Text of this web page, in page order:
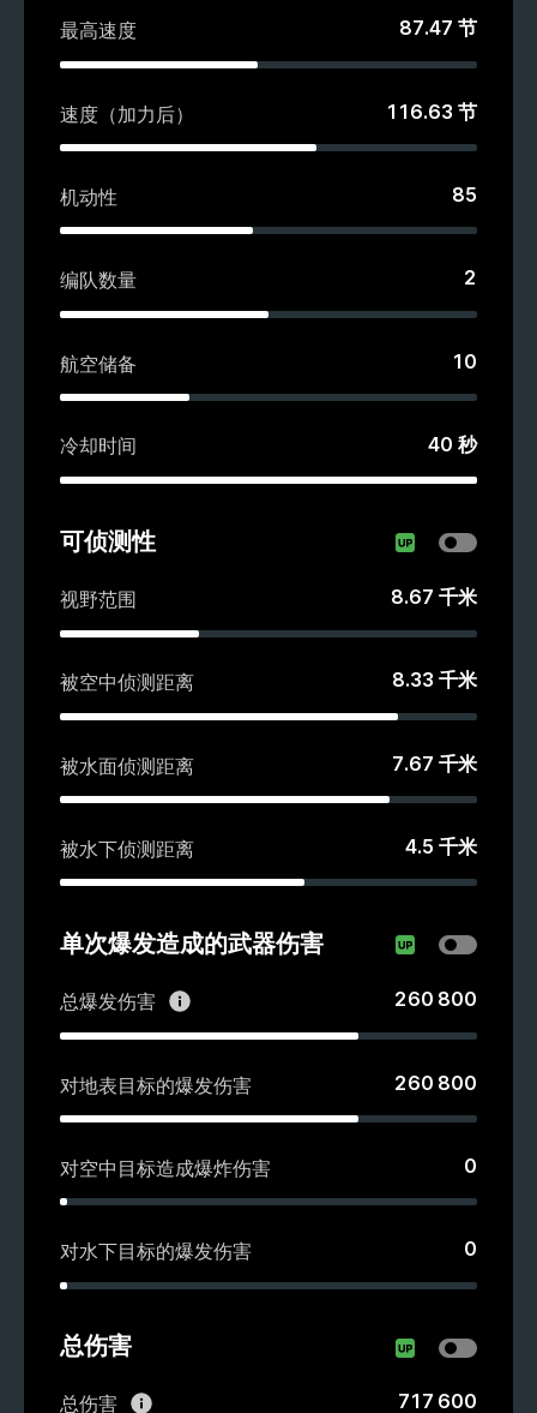
最高速度 87.47 节
速度（加力后） 116.63 节
机动性 85
编队数量 2
航空储备 10
冷却时间 40 秒
可侦测性
视野范围 8.67 千米
被空中侦测距离 8.33 千米
被水面侦测距离 7.67 千米
被水下侦测距离 4.5 千米
单次爆发造成的武器伤害
总爆发伤害 260 800
对地表目标的爆发伤害 260 800
对空中目标造成爆炸伤害 0
对水下目标的爆发伤害 0
总伤害
总伤害 717 600